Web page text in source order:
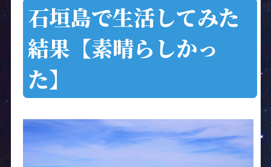
石垣島で生活してみた
結果【素晴らしかっ
た】